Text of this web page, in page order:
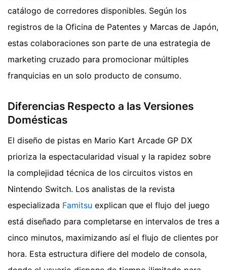
catálogo de corredores disponibles. Según los
registros de la Oficina de Patentes y Marcas de Japón,
estas colaboraciones son parte de una estrategia de
marketing cruzado para promocionar múltiples
franquicias en un solo producto de consumo.
Diferencias Respecto a las Versiones
Domésticas
El diseño de pistas en Mario Kart Arcade GP DX
prioriza la espectacularidad visual y la rapidez sobre
la complejidad técnica de los circuitos vistos en
Nintendo Switch. Los analistas de la revista
especializada Famitsu explican que el flujo del juego
está diseñado para completarse en intervalos de tres a
cinco minutos, maximizando así el flujo de clientes por
hora. Esta estructura difiere del modelo de consola,